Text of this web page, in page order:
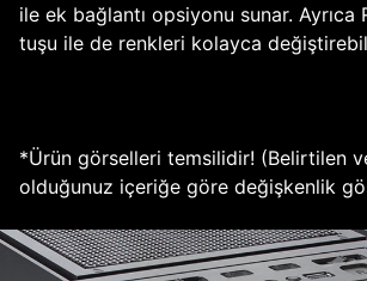
ile ek bağlantı opsiyonu sunar. Ayrıca
tuşu ile de renkleri kolayca
*Ürün görselleri temsilidir! (Belirtilen
olduğunuz içeriğe göre değişkenlik